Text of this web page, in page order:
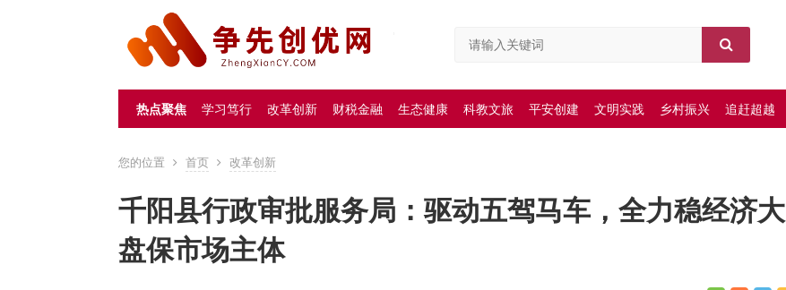
热点聚焦 学习笃行 改革创新 财税金融 生态健康 科教文旅 平安创建 文明实践 乡村振兴 追赶超越
您的位置 首页 改革创新
千阳县行政审批服务局：驱动五驾马车，全力稳经济大
盘保市场主体